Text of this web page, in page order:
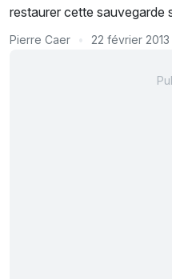
restaurer cette sauvegarde
Pierre Caer 22 février 2013